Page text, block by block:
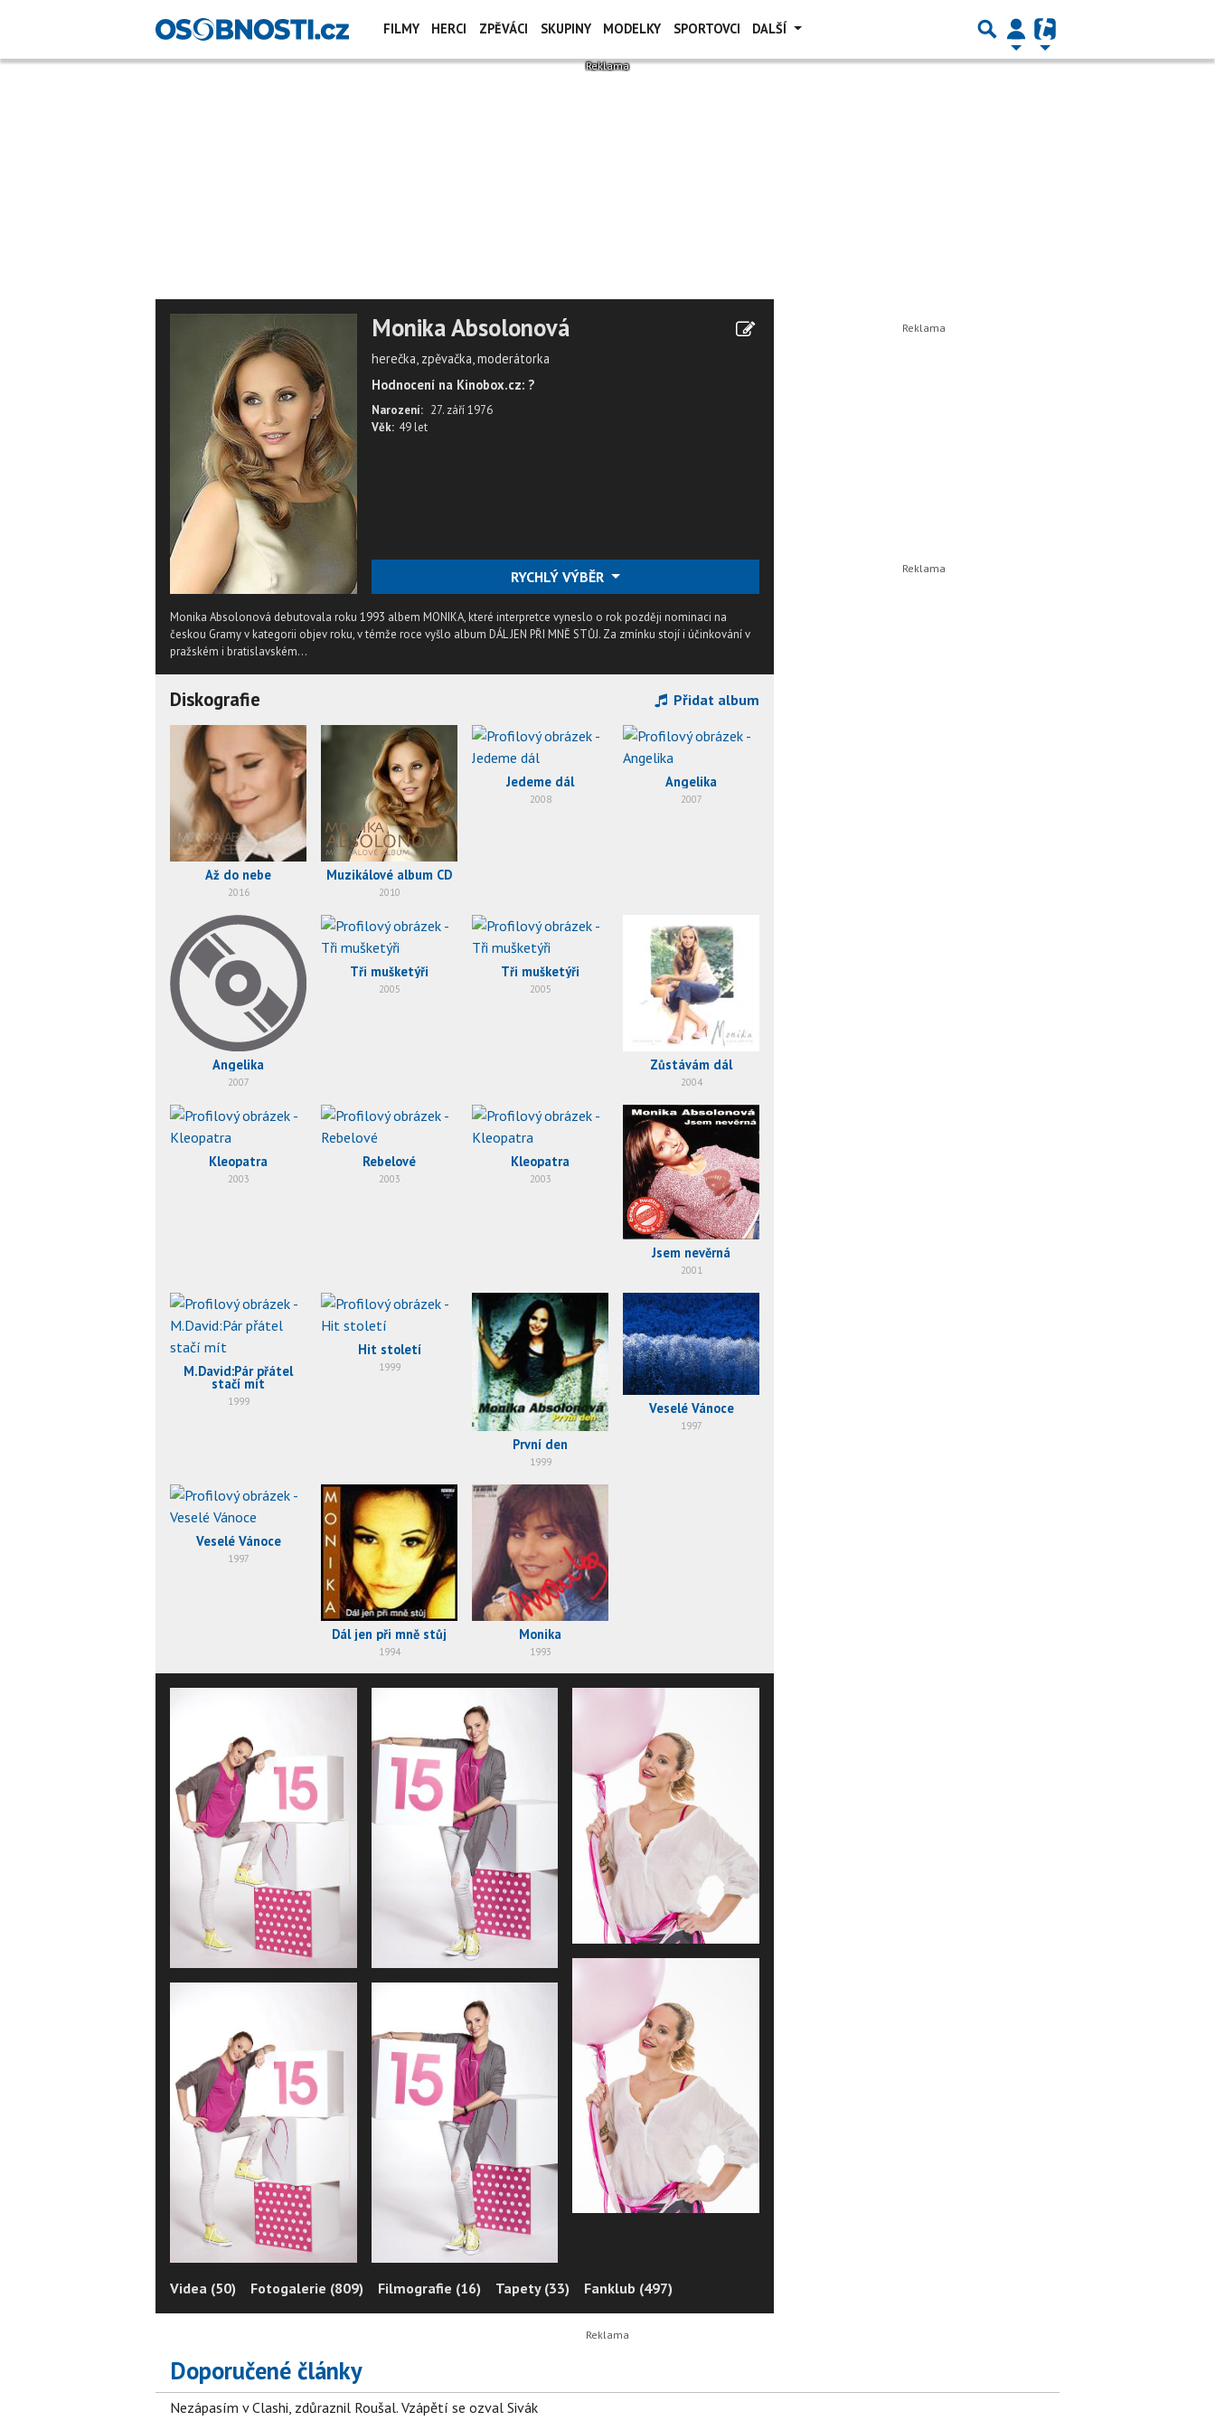
FILMY HERCI ZPĚVÁCI SKUPINY MODELKY SPORTOVCI DALŠÍ
Monika Absolonová
herečka, zpěvačka, moderátorka
Hodnocení na Kinobox.cz: ?
Narození: 27. září 1976
Věk: 49 let
RYCHLÝ VÝBĚR
Monika Absolonová debutovala roku 1993 albem MONIKA, které interpretce vyneslo o rok později nominaci na
českou Gramy v kategorii objev roku, v témže roce vyšlo album DÁL JEN PŘI MNĚ STŮJ. Za zmínku stojí i účinkování v
pražském i bratislavském...
Diskografie Přidat album
Až do nebe
2016
Muzikálové album CD
2010
Jedeme dál
2008
Angelika
2007
Angelika
2007
Tři mušketýři
2005
Tři mušketýři
2005
Zůstávám dál
2004
Kleopatra
2003
Rebelové
2003
Kleopatra
2003
Jsem nevěrná
2001
M.David:Pár přátel
stačí mít
1999
Hit století
1999
První den
1999
Veselé Vánoce
1997
Veselé Vánoce
1997
Dál jen při mně stůj
1994
Monika
1993
Videa (50) Fotogalerie (809) Filmografie (16) Tapety (33) Fanklub (497)
Doporučené články
Nezápasím v Clashi, zdůraznil Roušal. Vzápětí se ozval Sivák